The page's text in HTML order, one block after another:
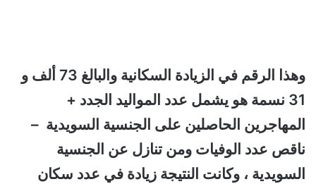
وهذا الرقم في الزيادة السكانية والبالغ 73 ألف و
31 نسمة هو يشمل عدد المواليد الجدد +
المهاجرين الحاصلين على الجنسية السويدية –
ناقص عدد الوفيات ومن تنازل عن الجنسية
السويدية ، وكانت النتيجة زيادة في عدد سكان